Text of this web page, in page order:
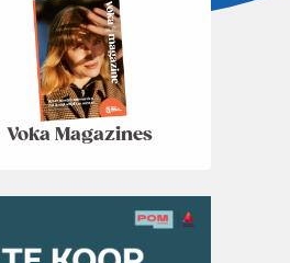
Voka Magazines